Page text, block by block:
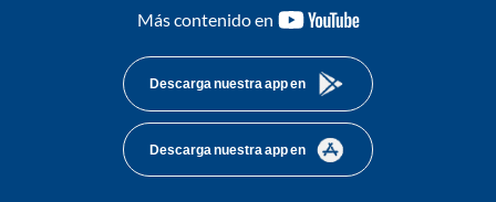
Más contenido en
youtube-
Descarga nuestra app en
Descarga nuestra app en